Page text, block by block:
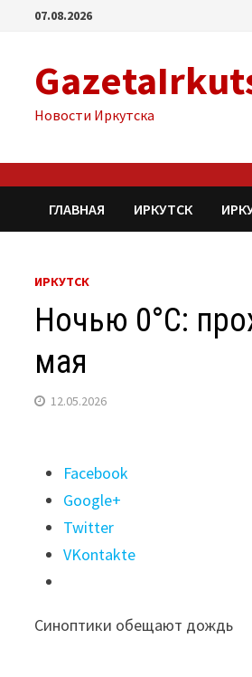
Перейти07.08.2026
Новости Иркутска
ГЛАВНАЯ ИРКУТСК
ИРКУТСК
Ночью 0°С:
мая
12.05.2026
Поделиться
"Ночью
0°С:
прохладная
погода
в
Facebook
Google+
Twitter
VKontakte
Синоптики обещают дождь